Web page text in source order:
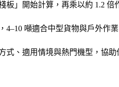
板」開始計算，再乘以約 1.2
4–10 噸適合中型貨物與戶外作
式、適用情境與熱門機型，協助